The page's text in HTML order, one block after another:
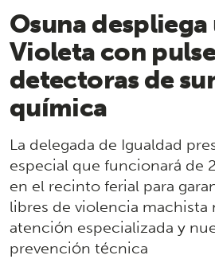
Osuna
Violeta con
detectoras de
química
La delegada de Igualdad
especial que funcionará de
en el recinto ferial para
libres de violencia machista
atención especializada y
prevención técnica